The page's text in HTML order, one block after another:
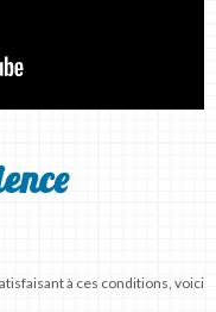
à ces conditions, voici